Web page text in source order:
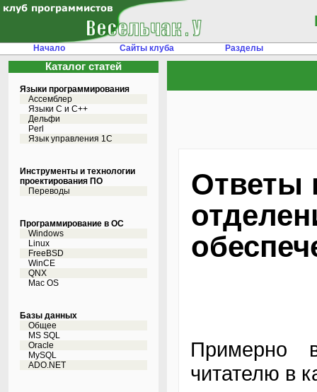
Начало Сайты клуба Разделы
Каталог статей
Языки программирования
Ассемблер
Языки С и C++
Дельфи
Perl
Язык управления 1С
Инструменты и технологии
проектирования ПО
Переводы
Программирование в ОС
Windows
Linux
FreeBSD
WinCE
QNX
Mac OS
Базы данных
Общее
MS SQL
Oracle
MySQL
ADO.NET
Ответы
Примерно
читателю в